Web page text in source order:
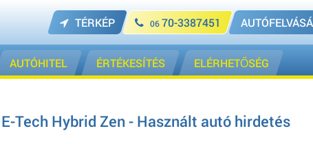
TÉRKÉP 0670-3387451
AUTÓHITEL ÉRTÉKESÍTÉS ELÉRHETŐSÉG
Tech Hybrid Zen - Használt autó hirdetés